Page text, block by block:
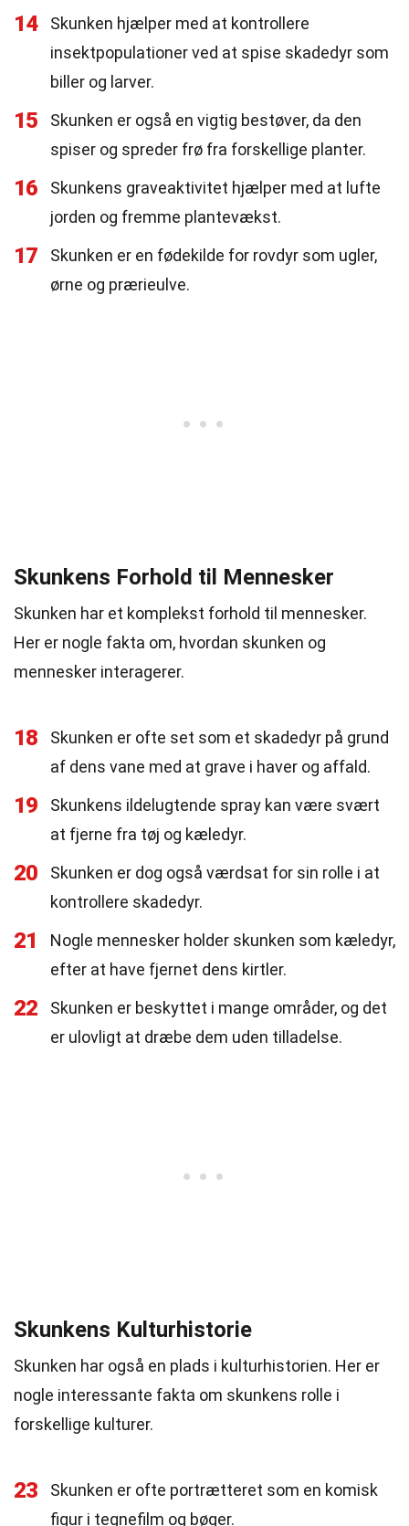
14
Skunken hjælper med at kontrollere
insektpopulationer ved at spise skadedyr som
biller og larver.
15
Skunken er også en vigtig bestøver, da den
spiser og spreder frø fra forskellige planter.
16
Skunkens graveaktivitet hjælper med at lufte
jorden og fremme plantevækst.
17
Skunken er en fødekilde for rovdyr som ugler,
ørne og prærieulve.
Skunkens Forhold til Mennesker
Skunken har et komplekst forhold til mennesker.
Her er nogle fakta om, hvordan skunken og
mennesker interagerer.
18
Skunken er ofte set som et skadedyr på grund
af dens vane med at grave i haver og affald.
19
Skunkens ildelugtende spray kan være svært
at fjerne fra tøj og kæledyr.
20
Skunken er dog også værdsat for sin rolle i at
kontrollere skadedyr.
21
Nogle mennesker holder skunken som kæledyr,
efter at have fjernet dens kirtler.
22
Skunken er beskyttet i mange områder, og det
er ulovligt at dræbe dem uden tilladelse.
Skunkens Kulturhistorie
Skunken har også en plads i kulturhistorien. Her er
nogle interessante fakta om skunkens rolle i
forskellige kulturer.
23
Skunken er ofte portrætteret som en komisk
figur i tegnefilm og bøger.